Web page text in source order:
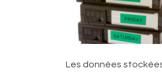
Les données